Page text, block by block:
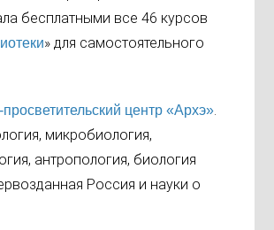
бесплатными все 46 курсов
» для самостоятельного
просветительский центр «Архэ».
микробиология,
антропология, биология
Россия и науки о